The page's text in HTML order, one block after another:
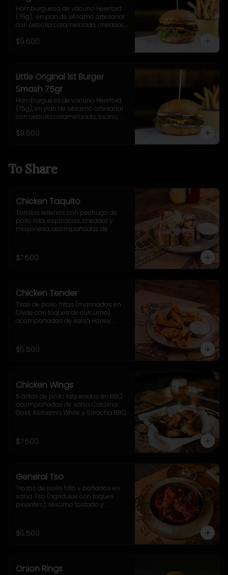
Hamburguesa de vacuno Hereford
(75g),  en pan de sésamo artesanal
con cebolla caramelizada, cheddar,
York. Incluye papas fritas rústicas.
$9.600
Little Original 1st Burger
Smash 75gr
Hamburguesa de vacuno Hereford
(75g), en pan de sésamo artesanal
con cebolla caramelizada, tocino,
casera Uncle Fletch. Incluye papas
$9.600
To Share
Chicken Taquito
Tortillas rellenas con pechuga de
pollo frita, espinacas, cheddar y
mayonesa, acompañadas de
$7.500
Chicken Tender
Tiras de pollo fritas (marinadas en
Clyde con toques de cúrcuma)
acompañadas de salsa Honey
$6.500
Chicken Wings
6 alitas de pollo laqueadas en BBQ
acompañadas de salsa Carolina
Gold, Alabama White y Sriracha BBQ.
$7.500
General Tso
Trozos de pollo frito y bañados en
salsa Tso (agridulce con toques
picantes), sésamo tostado y
$6.500
Onion Rings